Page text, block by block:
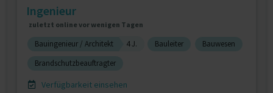
Ingenieur
zuletzt online vor wenigen Tagen
Bauingenieur / Architekt 4 J. Bauleiter
Bauwesen
Brandschutzbeauftragter
Verfügbarkeit einsehen